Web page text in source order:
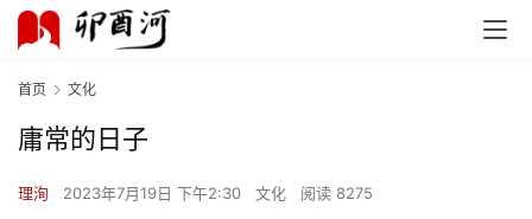
首页 文化
庸常的日子
理洵 2023年7月19日 下午2:30 文化 阅读 8275